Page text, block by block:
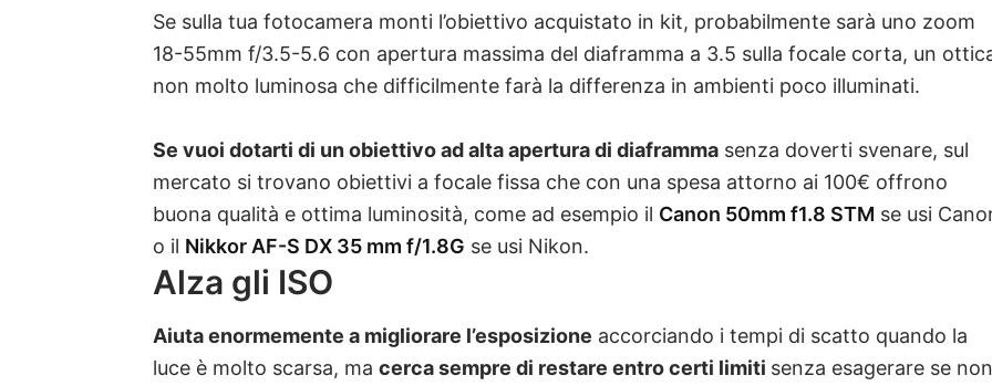
Se sulla tua fotocamera monti l’obiettivo acquistato in kit, probabilmente sarà uno zoom
18-55mm f/3.5-5.6 con apertura massima del diaframma a 3.5 sulla focale corta, un
non molto luminosa che difficilmente farà la differenza in ambienti poco illuminati.
Se vuoi dotarti di un obiettivo ad alta apertura di diaframma senza doverti svenare, sul
mercato si trovano obiettivi a focale fissa che con una spesa attorno ai 100€ offrono
buona qualità e ottima luminosità, come ad esempio il Canon 50mm f1.8 STM se usi
o il Nikkor AF-S DX 35 mm f/1.8G se usi Nikon.
Alza gli ISO
Aiuta enormemente a migliorare l’esposizione accorciando i tempi di scatto quando la
luce è molto scarsa, ma cerca sempre di restare entro certi limiti senza esagerare se non